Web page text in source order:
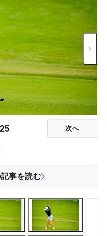
25 次へ
事を読む